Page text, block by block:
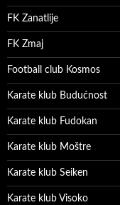
FK Zanatlije
FK Zmaj
Football club Kosmos
Karate klub Budućnost
Karate klub Fudokan
Karate klub Moštre
Karate klub Seiken
Karate klub Visoko